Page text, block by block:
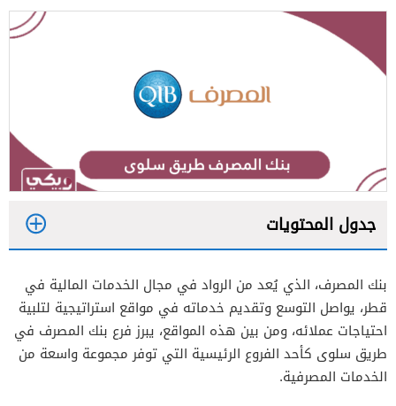
جدول المحتويات
2
بنك المصرف، الذي يُعد من الرواد في مجال الخدمات المالية في
قطر، يواصل التوسع وتقديم خدماته في مواقع استراتيجية لتلبية
احتياجات عملائه، ومن بين هذه المواقع، يبرز فرع بنك المصرف في
طريق سلوى كأحد الفروع الرئيسية التي توفر مجموعة واسعة من
الخدمات المصرفية.